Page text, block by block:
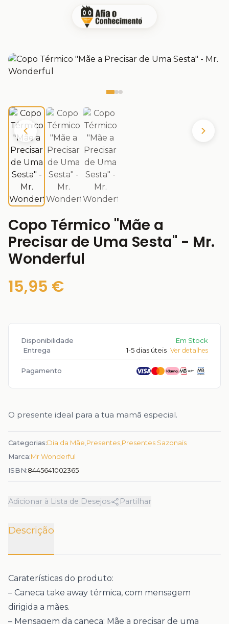
Descrição
Caraterísticas do produto:
– Caneca take away térmica, com mensagem
dirigida a mães.
– Mensagem da caneca: Mãe a precisar de uma
Copo Térmico "Mãe a
Precisar de Uma Sesta" - Mr.
Wonderful
15,95 €
Disponibilidade
Em Stock
Entrega
1-5 dias úteis Ver detalhes
Pagamento
O presente ideal para a tua mamã especial.
Categorias:Dia da Mãe Presentes Presentes Sazonais
Marca:Mr Wonderful
ISBN:8445641002365
Adicionar à Lista de Desejos Partilhar